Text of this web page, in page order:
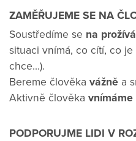
ZAMĚŘUJEME SE NA
Soustředíme se na
situaci vnímá, co cítí, co
chce...).
Bereme člověka vážně a
Aktivně člověka vnímáme
PODPORUJME LIDI V